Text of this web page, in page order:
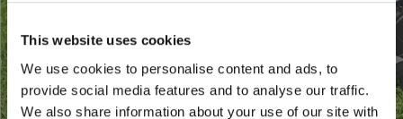
This website uses cookies
We use cookies to personalise content and ads, to
provide social media features and to analyse our traffic.
We also share information about your use of our site with
Inscrivez-vous et recevez